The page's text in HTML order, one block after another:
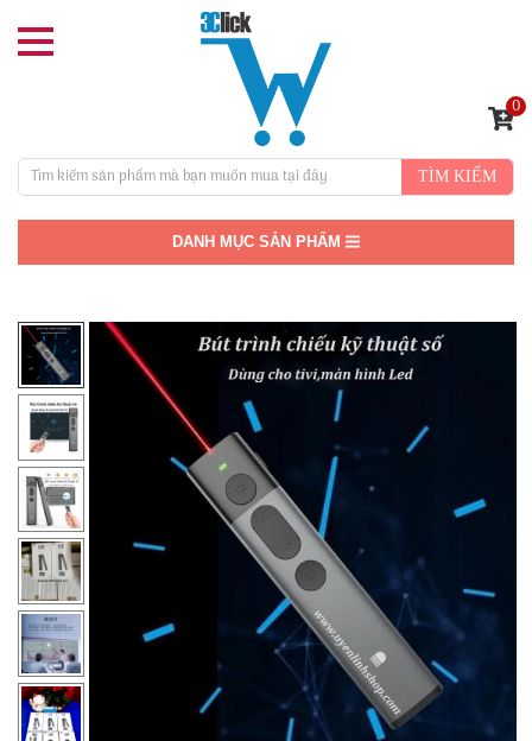
TÌM KIẾM
0
DANH MỤC SẢN PHẨM